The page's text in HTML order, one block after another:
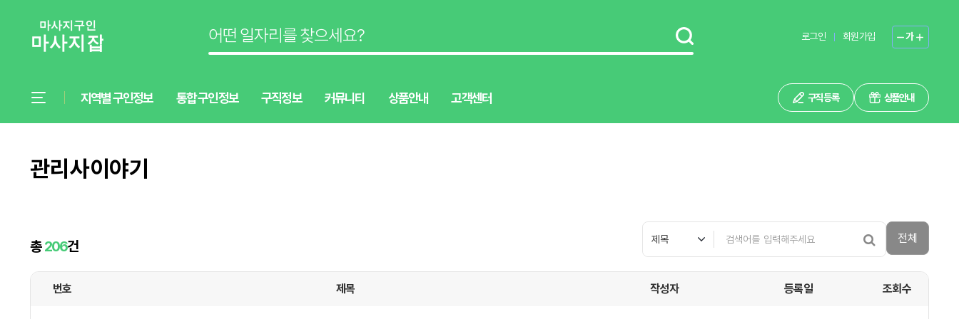
로그인 회원가입 가
지역별 구인정보 통합 구인정보 구직정보 커뮤니티 상품안내 고객센터 구직 등록 상품안내
관리사이야기
총 206건 전체
번호 제목 작성자 등록일 조회수